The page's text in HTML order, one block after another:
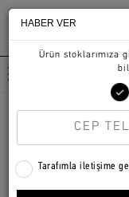
HABER VER